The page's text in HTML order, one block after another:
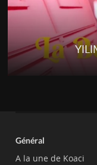
Général
A la une de Koaci